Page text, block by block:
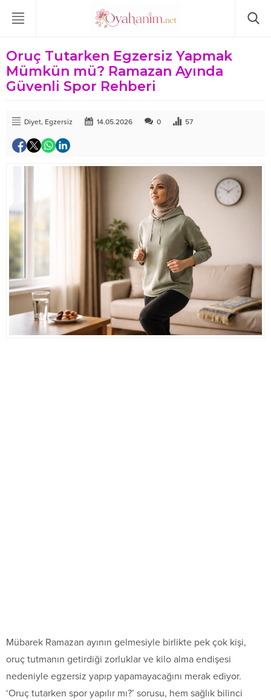
Oruç Tutarken Egzersiz Yapmak
Mümkün mü? Ramazan Ayında
Güvenli Spor Rehberi
Diyet, Egzersiz 14.05.2026 0 57
Mübarek Ramazan ayının gelmesiyle birlikte pek çok kişi,
oruç tutmanın getirdiği zorluklar ve kilo alma endişesi
nedeniyle egzersiz yapıp yapamayacağını merak ediyor.
‘Oruç tutarken spor yapılır mı?’ sorusu, hem sağlık bilinci